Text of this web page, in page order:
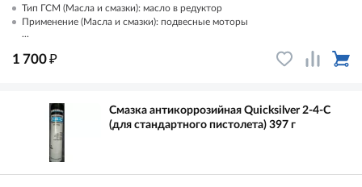
Тип ГСМ (Масла и смазки): масло в редуктор
Применение (Масла и смазки): подвесные моторы
...
1 700₽
Смазка антикоррозийная Quicksilver 2-4-C
(для стандартного пистолета) 397 г